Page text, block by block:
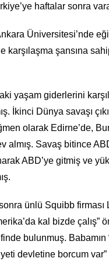
haftalar sonra
Üniversitesi’nde
karşılaşma şansına
yaşam giderlerini
İkinci Dünya savaşı
olarak Edirne’de,
almış. Savaş bitince
ABD’ye gitmiş ve
ünlü Squibb firması
kal bizde çalış”
bulunmuş. Babamın
devletine borcum